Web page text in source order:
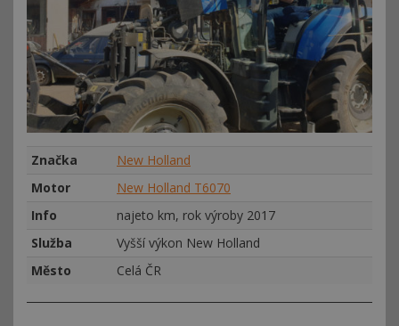
Značka
New Holland
Motor
New Holland T6070
Info
najeto km, rok výroby 2017
Služba
Vyšší výkon New Holland
Město
Celá ČR